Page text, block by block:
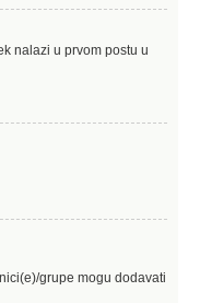
nalazi u prvom postu u
grupe mogu dodavati